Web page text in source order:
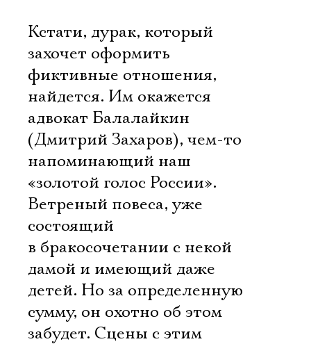
Кстати, дурак, который
захочет оформить
фиктивные отношения,
найдется. Им окажется
адвокат Балалайкин
(Дмитрий Захаров), чем-то
напоминающий наш
«золотой голос России».
Ветреный повеса, уже
состоящий
в бракосочетании с некой
дамой и имеющий даже
детей. Но за определенную
сумму, он охотно об этом
забудет. Сцены с этим